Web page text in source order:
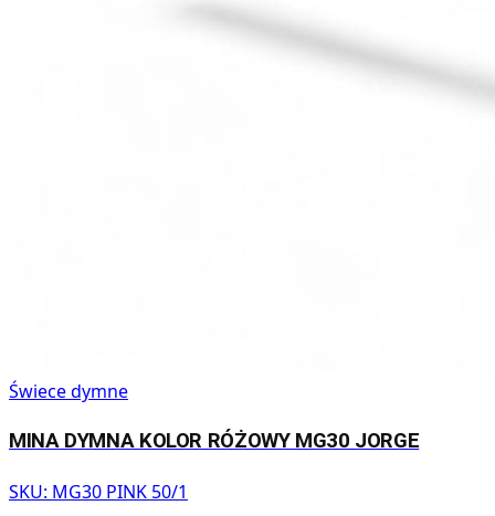
Świece dymne
MINA DYMNA KOLOR RÓŻOWY MG30 JORGE
SKU: MG30 PINK 50/1